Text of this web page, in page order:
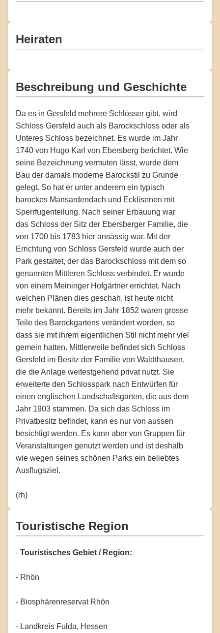
Heiraten
Beschreibung und Geschichte
Da es in Gersfeld mehrere Schlösser gibt, wird
Schloss Gersfeld auch als Barockschloss oder als
Unteres Schloss bezeichnet. Es wurde im Jahr
1740 von Hugo Karl von Ebersberg berichtet. Wie
seine Bezeichnung vermuten lässt, wurde dem
Bau der damals moderne Barockstil zu Grunde
gelegt. So hat er unter anderem ein typisch
barockes Mansardendach und Ecklisenen mit
Sperrfugenteilung. Nach seiner Erbauung war
das Schloss der Sitz der Ebersberger Familie, die
von 1700 bis 1783 hier ansässig war. Mit der
Errichtung von Schloss Gersfeld wurde auch der
Park gestaltet, der das Barockschloss mit dem so
genannten Mittleren Schloss verbindet. Er wurde
von einem Meininger Hofgärtner errichtet. Nach
welchen Plänen dies geschah, ist heute nicht
mehr bekannt. Bereits im Jahr 1852 waren grosse
Teile des Barockgartens verändert worden, so
dass sie mit ihrem eigentlichen Stil nicht mehr viel
gemein hatten. Mittlerweile befindet sich Schloss
Gersfeld im Besitz der Familie von Waldthausen,
die die Anlage weitestgehend privat nutzt. Sie
erweiterte den Schlosspark nach Entwürfen für
einen englischen Landschaftsgarten, die aus dem
Jahr 1903 stammen. Da sich das Schloss im
Privatbesitz befindet, kann es nur von aussen
besichtigt werden. Es kann aber von Gruppen für
Veranstaltungen genutzt werden und ist deshalb
wie wegen seines schönen Parks ein beliebtes
Ausflugsziel.
(rh)
Touristische Region
- Touristisches Gebiet / Region:
- Rhön
- Biosphärenreservat Rhön
- Landkreis Fulda, Hessen